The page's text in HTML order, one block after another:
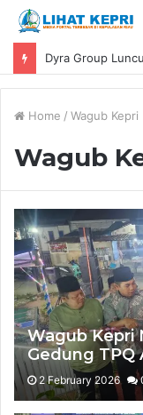
Home / Wagub Kepri
Wagub
Wagub Kepri
Gedung TPQ
Penguatan
2 February 2026